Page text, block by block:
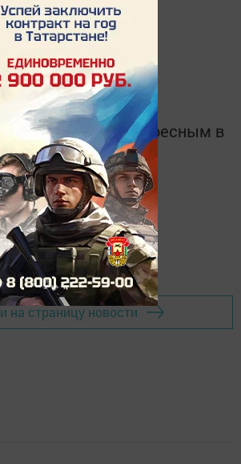
www.tatar-
07/11/656528/
важным и интересным в
Татмедиа
Татарстана в
мессенджере MАХ:
на страницу новости